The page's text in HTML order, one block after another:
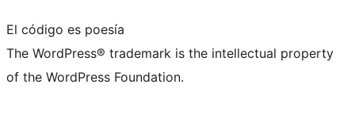
El código es poesía
The WordPress® trademark is the intellectual property
of the WordPress Foundation.